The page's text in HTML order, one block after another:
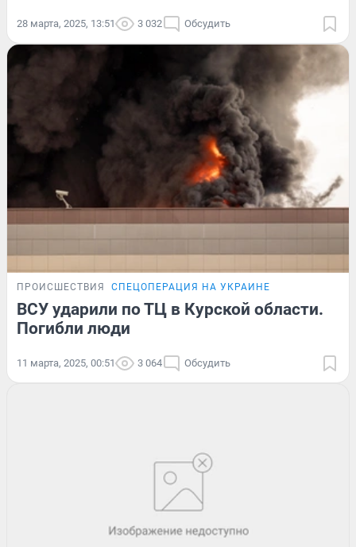
28 марта, 2025, 13:51 3 032 Обсудить
ПРОИСШЕСТВИЯ СПЕЦОПЕРАЦИЯ НА УКРАИНЕ
ВСУ ударили по ТЦ в Курской области.
Погибли люди
11 марта, 2025, 00:51 3 064 Обсудить